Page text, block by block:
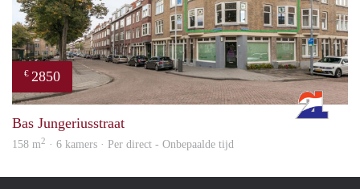
€ 2850
Bas Jungeriusstraat
158 m2 · 6 kamers · Per direct - Onbepaalde tijd